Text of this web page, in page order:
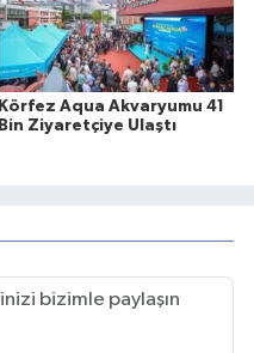
Körfez Aqua Akvaryumu 41
Bin Ziyaretçiye Ulaştı